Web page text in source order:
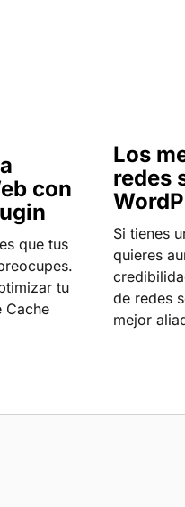
con
que tus
tu
Cache
Los
redes
Si tienes
quieres
de redes
mejor